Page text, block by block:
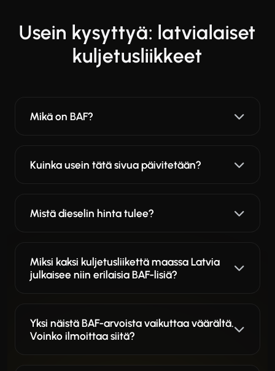
Usein kysyttyä: latvialaiset
kuljetusliikkeet
Mikä on BAF?
Kuinka usein tätä sivua päivitetään?
Mistä dieselin hinta tulee?
Miksi kaksi kuljetusliikettä maassa Latvia
julkaisee niin erilaisia BAF-lisiä?
Yksi näistä BAF-arvoista vaikuttaa väärältä.
Voinko ilmoittaa siitä?